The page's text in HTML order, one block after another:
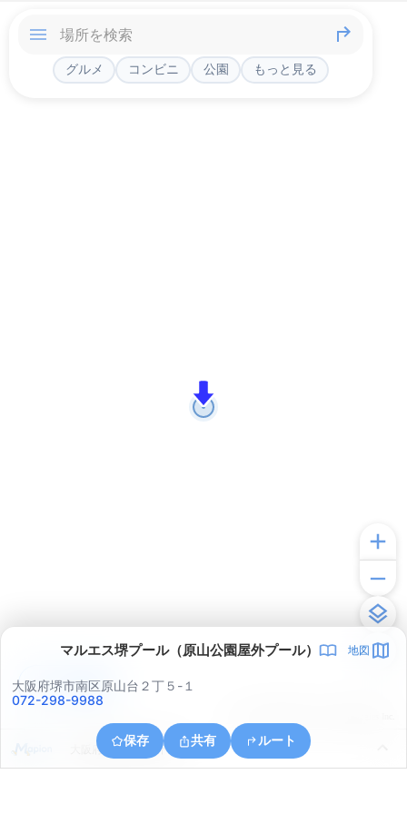
グルメ コンビニ 公園 もっと見る
マルエス堺プール（原山公園屋外プール） 地図
大阪府堺市南区原山台２丁５-１
072-298-9988
保存 共有 ルート
大阪府和泉市池田下町
アプリで見る